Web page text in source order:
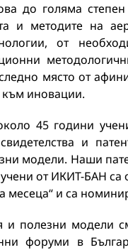
до голяма
и методите на
от
място от
към иновации.
45 години
и
модели. Наши
от ИКИТ-БАН са
месеца“ и са
и полезни модели
форуми в